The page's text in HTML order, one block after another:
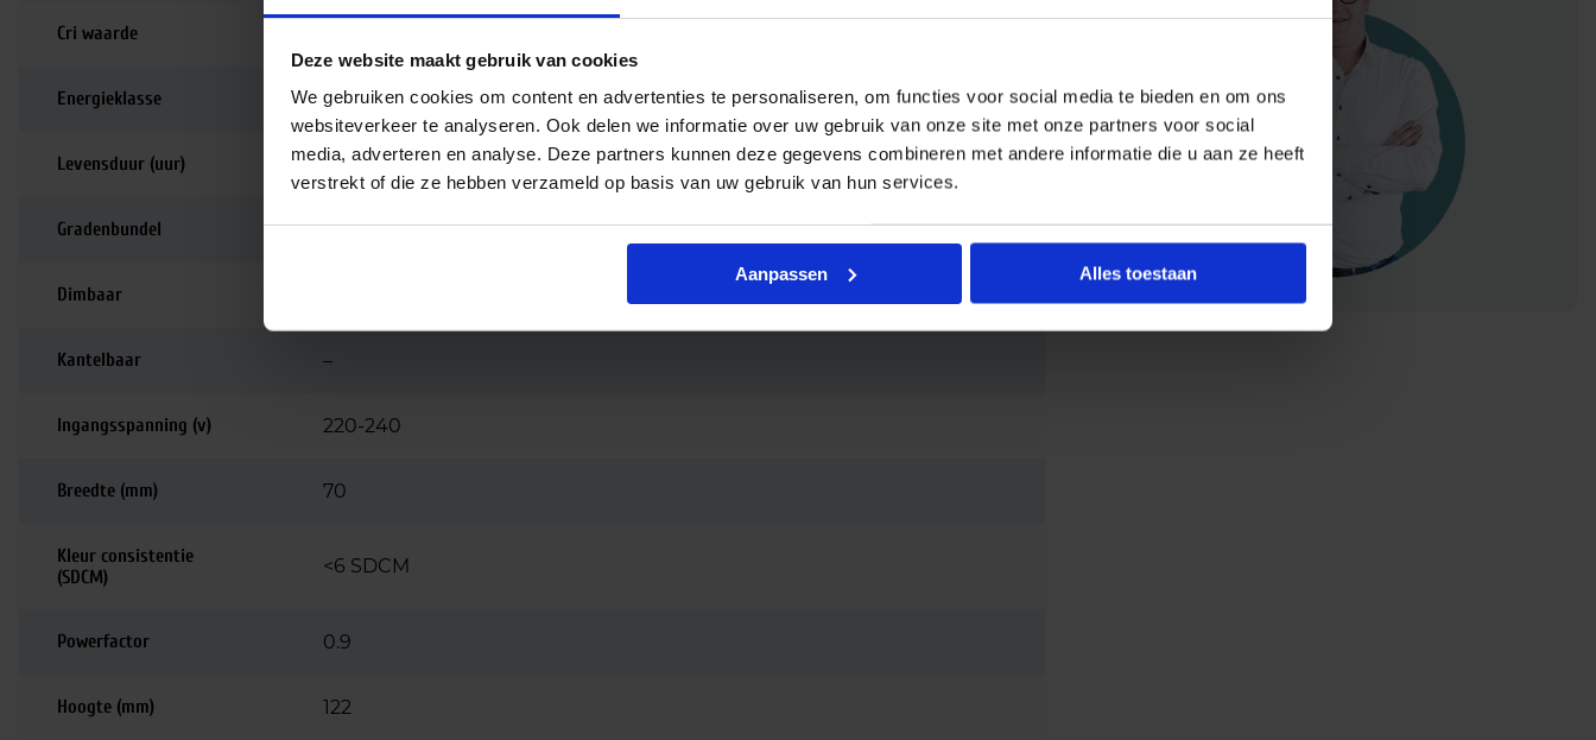
Deze website maakt gebruik van cookies
We gebruiken cookies om content en advertenties te personaliseren, om functies voor social media te bieden en om ons
websiteverkeer te analyseren. Ook delen we informatie over uw gebruik van onze site met onze partners voor social
media, adverteren en analyse. Deze partners kunnen deze gegevens combineren met andere informatie die u aan ze heeft
verstrekt of die ze hebben verzameld op basis van uw gebruik van hun services.
Aanpassen Alles toestaan
Cri waarde
Energieklasse F
Levensduur (uur) 15.000
Gradenbundel 180 graden
Dimbaar
Kantelbaar –
Ingangsspanning (v) 220-240
Breedte (mm) 70
Kleur consistentie
(SDCM)
<6 SDCM
Powerfactor 0.9
Hoogte (mm) 122